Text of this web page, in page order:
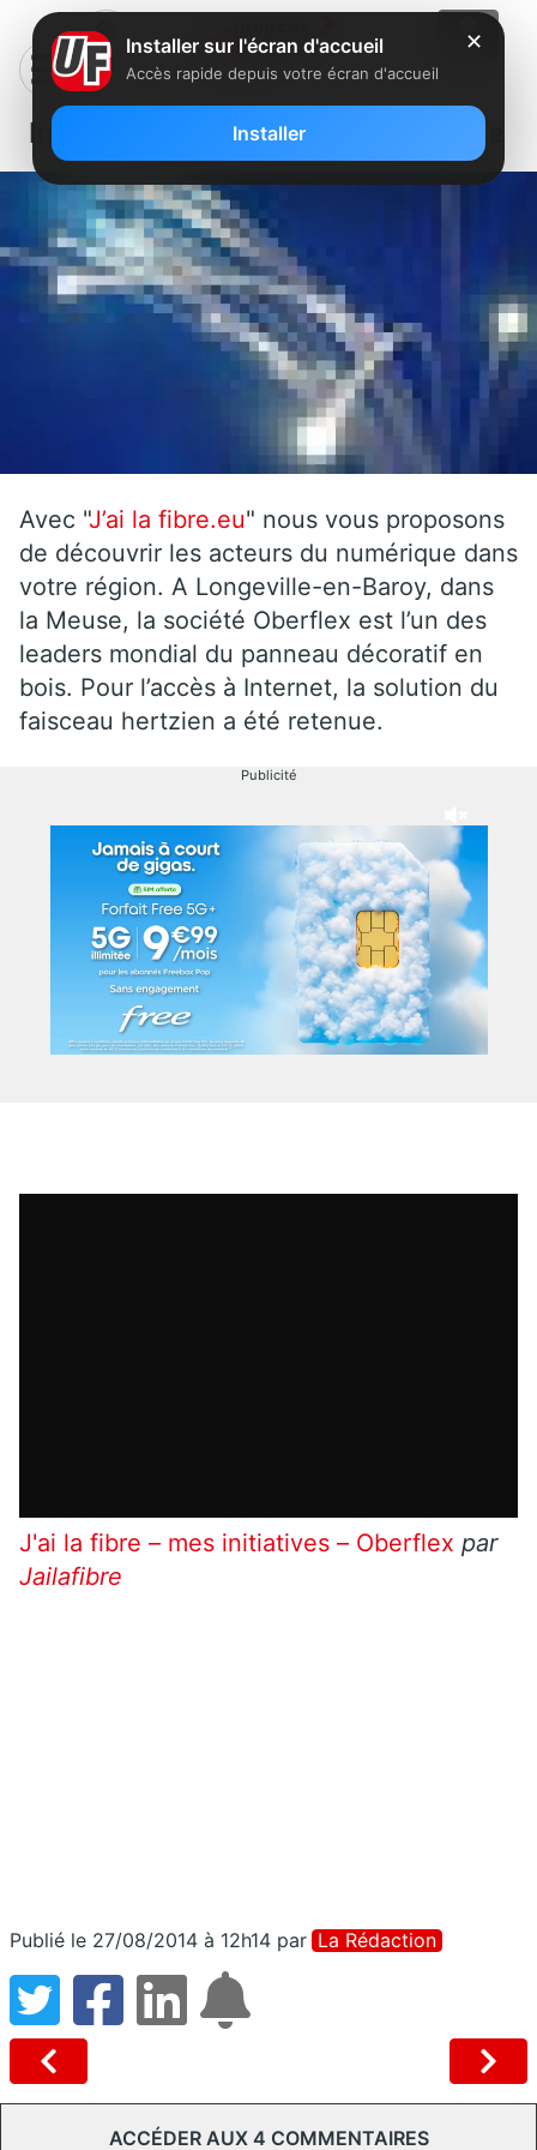
Internet par les ondes dans la Meuse
Avec "J’ai la fibre.eu" nous vous proposons
de découvrir les acteurs du numérique dans
votre région. A Longeville-en-Baroy, dans
la Meuse, la société Oberflex est l’un des
leaders mondial du panneau décoratif en
bois. Pour l’accès à Internet, la solution du
faisceau hertzien a été retenue.
Publicité
J'ai la fibre – mes initiatives – Oberflex par
Jailafibre
Publié le 27/08/2014 à 12h14 par La Rédaction
ACCÉDER AUX 4 COMMENTAIRES
✕
Installer sur l'écran d'accueil
Accès rapide depuis votre écran d'accueil
Installer